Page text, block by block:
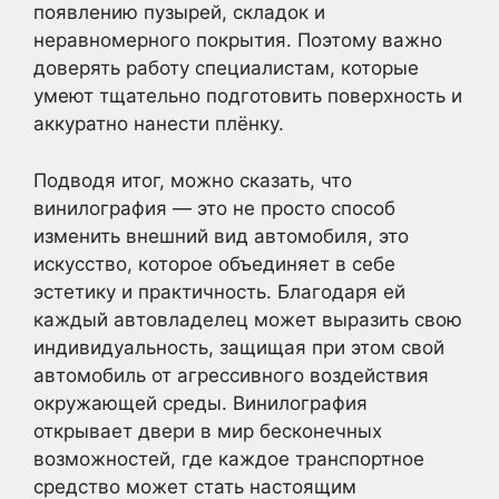
появлению пузырей, складок и
неравномерного покрытия. Поэтому важно
доверять работу специалистам, которые
умеют тщательно подготовить поверхность и
аккуратно нанести плёнку.
Подводя итог, можно сказать, что
винилография — это не просто способ
изменить внешний вид автомобиля, это
искусство, которое объединяет в себе
эстетику и практичность. Благодаря ей
каждый автовладелец может выразить свою
индивидуальность, защищая при этом свой
автомобиль от агрессивного воздействия
окружающей среды. Винилография
открывает двери в мир бесконечных
возможностей, где каждое транспортное
средство может стать настоящим